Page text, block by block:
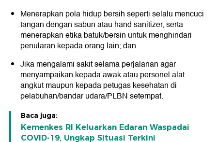
Menerapkan pola hidup bersih seperti selalu mencuci
tangan dengan sabun atau hand sanitizer, serta
menerapkan etika batuk/bersin untuk menghindari
penularan kepada orang lain; dan
Jika mengalami sakit selama perjalanan agar
menyampaikan kepada awak atau personel alat
angkut maupun kepada petugas kesehatan di
pelabuhan/bandar udara/PLBN setempat.
Baca juga:
Kemenkes RI Keluarkan Edaran Waspadai
COVID-19, Ungkap Situasi Terkini